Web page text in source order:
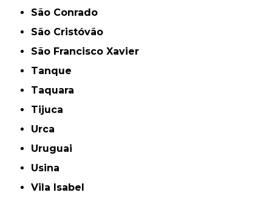
São Conrado
São Cristóvão
São Francisco Xavier
Tanque
Taquara
Tijuca
Urca
Uruguai
Usina
Vila Isabel